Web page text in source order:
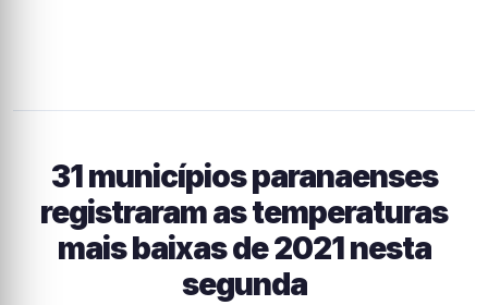
31 municípios paranaenses
registraram as temperaturas
mais baixas de 2021 nesta
segunda